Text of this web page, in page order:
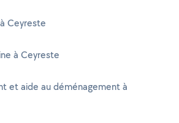
Ceyreste
à Ceyreste
et aide au déménagement à